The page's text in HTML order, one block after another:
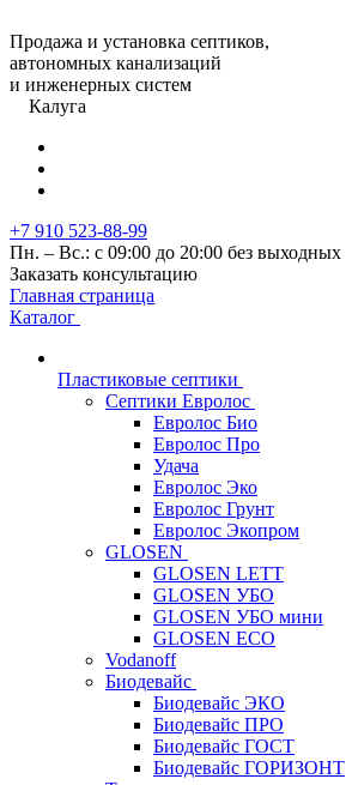
Продажа и установка септиков,
автономных канализаций
и инженерных систем
Калуга
+7 910 523-88-99
Пн. – Вс.: с 09:00 до 20:00 без выходных
Заказать консультацию
Главная страница
Каталог
Пластиковые септики
Септики Евролос
Евролос Био
Евролос Про
Удача
Евролос Эко
Евролос Грунт
Евролос Экопром
GLOSEN
GLOSEN LETT
GLOSEN УБО
GLOSEN УБО мини
GLOSEN ECO
Vodanoff
Биодевайс
Биодевайс ЭКО
Биодевайс ПРО
Биодевайс ГОСТ
Биодевайс ГОРИЗОНТ